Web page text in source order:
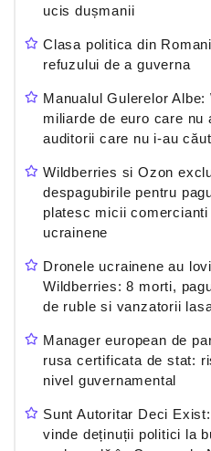
ucis dușmanii
Clasa politica din
refuzului de a guverna
Manualul Gulerelor
miliarde de euro care
auditorii care nu i-au
Wildberries si Ozon
despagubirile pentru
platesc micii
ucrainene
Dronele ucrainene au
Wildberries: 8 morti,
de ruble si vanzatorii
Manager european de
rusa certificata de stat:
nivel guvernamental
Sunt Autoritar Deci
vinde deținuții politici la